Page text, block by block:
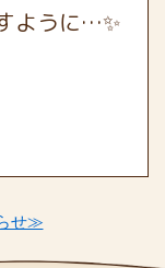
ように…✨
せ≫